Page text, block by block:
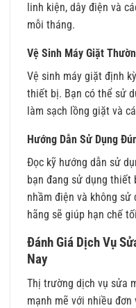
linh kiện, dây điện và
mỗi tháng.
Vệ Sinh Máy Giặt
Vệ sinh máy giặt định
thiết bị. Bạn có thể sử
làm sạch lồng giặt và
Hướng Dẫn Sử Dụng
Đọc kỹ hướng dẫn sử
bạn đang sử dụng thiết
nhầm điện và không sử
hãng sẽ giúp hạn chế
Đánh Giá Dịch Vụ
Nay
Thị trường dịch vụ sửa
mạnh mẽ với nhiều đơn